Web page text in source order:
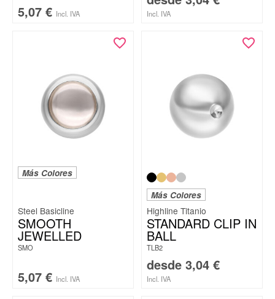
5,07 € Incl. IVA Incl. IVA
Más Colores
Steel Basicline
SMOOTH
JEWELLED
SMO
5,07 € Incl. IVA
Más Colores
Highline Titanio
STANDARD CLIP IN
BALL
TLB2
desde 3,04 €
Incl. IVA